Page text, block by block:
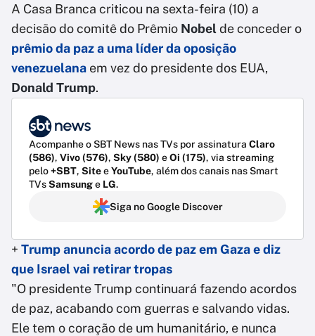
A Casa Branca criticou na sexta-feira (10) a
decisão do comitê do Prêmio Nobelde conceder o
prêmio da paz a uma líder da oposição
venezuelana em vez do presidente dos EUA,
Donald Trump.
Acompanhe o SBT News nas TVs por assinatura Claro
(586), Vivo (576), Sky (580) eOi (175), via streaming
pelo+SBT, SiteeYouTube, além dos canais nas Smart
TVsSamsunge LG.
Siga no Google Discover
+ Trump anuncia acordo de paz em Gaza e diz
que Israel vai retirar tropas
"O presidente Trump continuará fazendo acordos
de paz, acabando com guerras e salvando vidas.
Ele tem o coração de um humanitário, e nunca